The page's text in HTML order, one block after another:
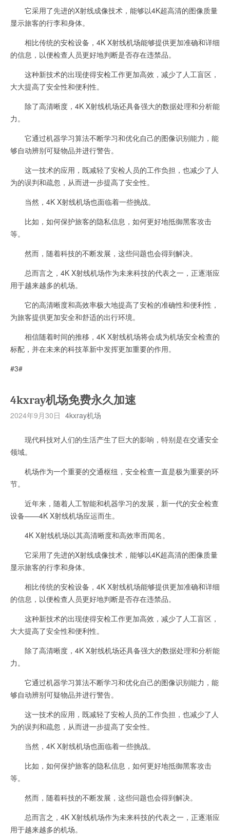
它采用了先进的X射线成像技术，能够以4K超高清的图像质量
显示旅客的行李和身体。
相比传统的安检设备，4K X射线机场能够提供更加准确和详细
的信息，以便检查人员更好地判断是否存在违禁品。
这种新技术的出现使得安检工作更加高效，减少了人工盲区，
大大提高了安全性和便利性。
除了高清晰度，4K X射线机场还具备强大的数据处理和分析能
力。
它通过机器学习算法不断学习和优化自己的图像识别能力，能
够自动辨别可疑物品并进行警告。
这一技术的应用，既减轻了安检人员的工作负担，也减少了人
为的误判和疏忽，从而进一步提高了安全性。
当然，4K X射线机场也面临着一些挑战。
比如，如何保护旅客的隐私信息，如何更好地抵御黑客攻击
等。
然而，随着科技的不断发展，这些问题也会得到解决。
总而言之，4K X射线机场作为未来科技的代表之一，正逐渐应
用于越来越多的机场。
它的高清晰度和高效率极大地提高了安检的准确性和便利性，
为旅客提供更加安全和舒适的出行环境。
相信随着时间的推移，4K X射线机场将会成为机场安全检查的
标配，并在未来的科技革新中发挥更加重要的作用。
#3#
4kxray机场免费永久加速
2024年9月30日 4kxray机场
现代科技对人们的生活产生了巨大的影响，特别是在交通安全
领域。
机场作为一个重要的交通枢纽，安全检查一直是极为重要的环
节。
近年来，随着人工智能和机器学习的发展，新一代的安全检查
设备——4K X射线机场应运而生。
4K X射线机场以其高清晰度和高效率而闻名。
它采用了先进的X射线成像技术，能够以4K超高清的图像质量
显示旅客的行李和身体。
相比传统的安检设备，4K X射线机场能够提供更加准确和详细
的信息，以便检查人员更好地判断是否存在违禁品。
这种新技术的出现使得安检工作更加高效，减少了人工盲区，
大大提高了安全性和便利性。
除了高清晰度，4K X射线机场还具备强大的数据处理和分析能
力。
它通过机器学习算法不断学习和优化自己的图像识别能力，能
够自动辨别可疑物品并进行警告。
这一技术的应用，既减轻了安检人员的工作负担，也减少了人
为的误判和疏忽，从而进一步提高了安全性。
当然，4K X射线机场也面临着一些挑战。
比如，如何保护旅客的隐私信息，如何更好地抵御黑客攻击
等。
然而，随着科技的不断发展，这些问题也会得到解决。
总而言之，4K X射线机场作为未来科技的代表之一，正逐渐应
用于越来越多的机场。